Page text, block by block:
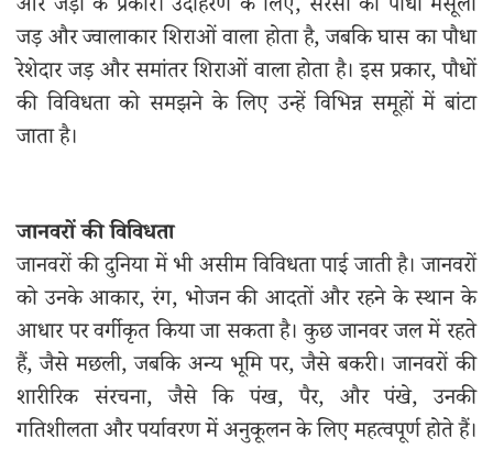
और जड़ों के प्रकार। उदाहरण के लिए, सरसों का पौधा मसूला
जड़ और ज्वालाकार शिराओं वाला होता है, जबकि घास का पौधा
रेशेदार जड़ और समांतर शिराओं वाला होता है। इस प्रकार, पौधों
की विविधता को समझने के लिए उन्हें विभिन्न समूहों में बांटा
जाता है।
जानवरों की विविधता
जानवरों की दुनिया में भी असीम विविधता पाई जाती है। जानवरों
को उनके आकार, रंग, भोजन की आदतों और रहने के स्थान के
आधार पर वर्गीकृत किया जा सकता है। कुछ जानवर जल में रहते
हैं, जैसे मछली, जबकि अन्य भूमि पर, जैसे बकरी। जानवरों की
शारीरिक संरचना, जैसे कि पंख, पैर, और पंखे, उनकी
गतिशीलता और पर्यावरण में अनुकूलन के लिए महत्वपूर्ण होते हैं।